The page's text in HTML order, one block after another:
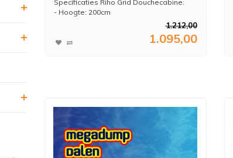
Specificaties Riho Grid Douchecabine:
- Hoogte: 200cm
1.212,00
1.095,00